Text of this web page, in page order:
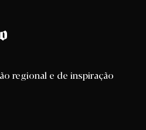
regional e de inspiração